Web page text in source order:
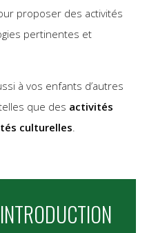
proposer des activités
pertinentes et
à vos enfants d’autres
que des activités
culturelles